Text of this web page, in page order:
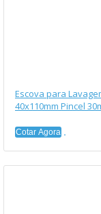
Escova para
40x110mm Pincel
Cotar Agora